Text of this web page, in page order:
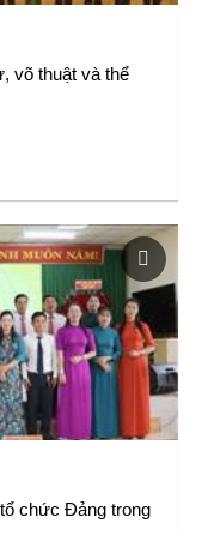
võ thuật và thể
chức Đảng trong